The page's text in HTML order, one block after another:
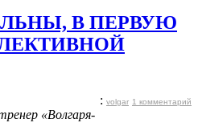
В ПЕРВУЮ
: volgar 1 комментарий
«Волгаря-